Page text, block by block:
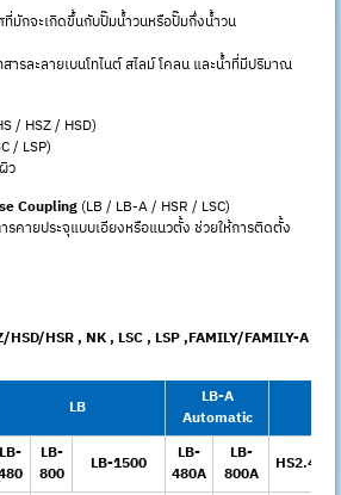
มักจะเกิดขึ้นกับปั๊มน้ำวนหรือปั๊มกึ่งน้ำวน
ารละลายเบนโทไนต์ สไลม์ โคลน และน้ำที่มีปริมาณ
/ HSZ / HSD)
/ LSP)
ว
Coupling (LB / LB-A / HSR / LSC)
รคายประจุแบบเอียงหรือแนวตั้ง ช่วยให้การติดตั้ง
HSR , NK , LSC , LSP ,FAMILY/FAMILY-A
LB
LB-A
Automatic
LB-
LB-
800
LB-1500
LB-
480A
LB-
800A
HS2.4S